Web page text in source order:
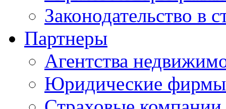
Законодательство в
Партнеры
Агентства
Юридические фирмы